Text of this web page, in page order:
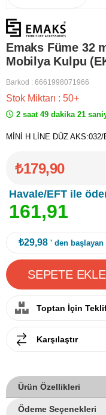
Emaks Füme 32
Mobilya Kulpu
Barkod : 6661998071966
Stok Miktarı : 50+
2 saat 49 dakika 21
MİNİ H LİNE DÜZ
₺179,90
Havale/EFT ile
161,91
₺29,98 ' den başlayan
Toptan İçin
Karşılaştır
Ürün Özellikleri
Ödeme Seçenekleri